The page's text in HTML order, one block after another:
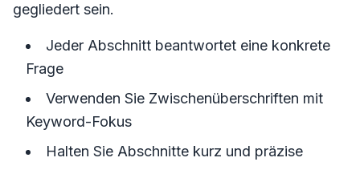
gegliedert sein.
Jeder Abschnitt beantwortet eine konkrete
Frage
Verwenden Sie Zwischenüberschriften mit
Keyword-Fokus
Halten Sie Abschnitte kurz und präzise